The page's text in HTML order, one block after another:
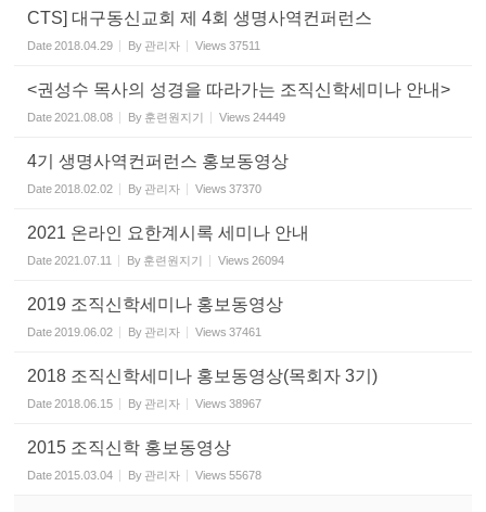
CTS] 대구동신교회 제 4회 생명사역컨퍼런스
Date 2018.04.29 By 관리자 Views 37511
<권성수 목사의 성경을 따라가는 조직신학세미나 안내>
Date 2021.08.08 By 훈련원지기 Views 24449
4기 생명사역컨퍼런스 홍보동영상
Date 2018.02.02 By 관리자 Views 37370
2021 온라인 요한계시록 세미나 안내
Date 2021.07.11 By 훈련원지기 Views 26094
2019 조직신학세미나 홍보동영상
Date 2019.06.02 By 관리자 Views 37461
2018 조직신학세미나 홍보동영상(목회자 3기)
Date 2018.06.15 By 관리자 Views 38967
2015 조직신학 홍보동영상
Date 2015.03.04 By 관리자 Views 55678